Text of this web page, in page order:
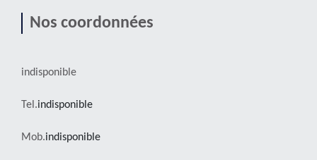
Nos coordonnées
indisponible
Tel.indisponible
Mob.indisponible